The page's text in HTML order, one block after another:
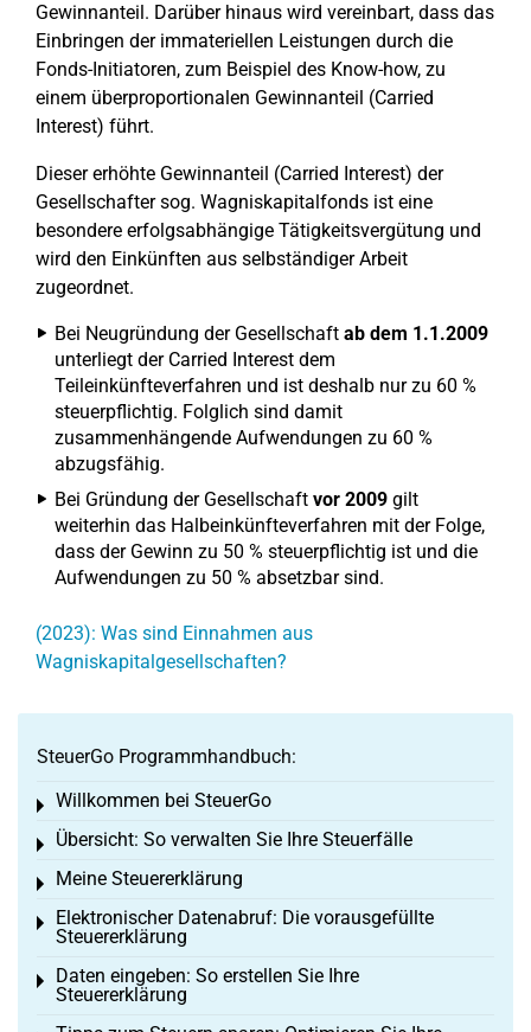
Gewinnanteil. Darüber hinaus wird vereinbart, dass das
Einbringen der immateriellen Leistungen durch die
Fonds-Initiatoren, zum Beispiel des Know-how, zu
einem überproportionalen Gewinnanteil (Carried
Interest) führt.
Dieser erhöhte Gewinnanteil (Carried Interest) der
Gesellschafter sog. Wagniskapitalfonds ist eine
besondere erfolgsabhängige Tätigkeitsvergütung und
wird den Einkünften aus selbständiger Arbeit
zugeordnet.
Bei Neugründung der Gesellschaft ab dem 1.1.2009
unterliegt der Carried Interest dem
Teileinkünfteverfahren und ist deshalb nur zu 60 %
steuerpflichtig. Folglich sind damit
zusammenhängende Aufwendungen zu 60 %
abzugsfähig.
Bei Gründung der Gesellschaft vor 2009 gilt
weiterhin das Halbeinkünfteverfahren mit der Folge,
dass der Gewinn zu 50 % steuerpflichtig ist und die
Aufwendungen zu 50 % absetzbar sind.
(2023): Was sind Einnahmen aus
Wagniskapitalgesellschaften?
SteuerGo Programmhandbuch:
Willkommen bei SteuerGo
Toggle menu
Übersicht: So verwalten Sie Ihre Steuerfälle
Toggle menu
Meine Steuererklärung
Toggle menu
Elektronischer Datenabruf: Die vorausgefüllte
Steuererklärung
Toggle menu
Daten eingeben: So erstellen Sie Ihre
Steuererklärung
Toggle menu